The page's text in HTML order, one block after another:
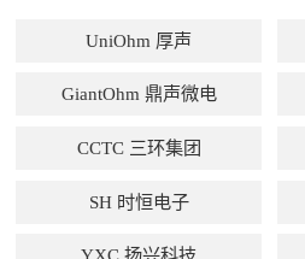
UniOhm 厚声
GiantOhm 鼎声微电
CCTC 三环集团
SH 时恒电子